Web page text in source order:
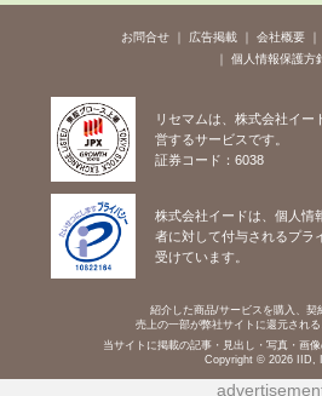
お問合せ 広告掲載 会社概要
個人情報保護方
リセマムは、株式会社イー
営するサービスです。
証券コード：6038
株式会社イードは、個人情
者に対して付与されるプラ
受けています。
紹介した商品/サービスを購入、契
売上の一部が弊社サイトに還元される
当サイトに掲載の記事・見出し・写真・画像
Copyright © 2026 IID,